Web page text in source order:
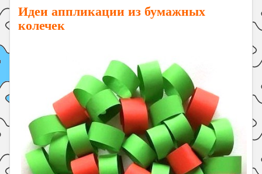
Идеи аппликации из бумажных
колечек